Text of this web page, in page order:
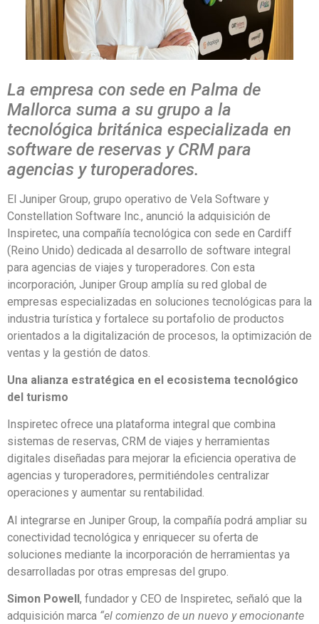
La empresa con sede en Palma de
Mallorca suma a su grupo a la
tecnológica británica especializada en
software de reservas y CRM para
agencias y turoperadores.
El Juniper Group, grupo operativo de Vela Software y
Constellation Software Inc., anunció la adquisición de
Inspiretec, una compañía tecnológica con sede en Cardiff
(Reino Unido) dedicada al desarrollo de software integral
para agencias de viajes y turoperadores. Con esta
incorporación, Juniper Group amplía su red global de
empresas especializadas en soluciones tecnológicas para la
industria turística y fortalece su portafolio de productos
orientados a la digitalización de procesos, la optimización de
ventas y la gestión de datos.
Una alianza estratégica en el ecosistema tecnológico
del turismo
Inspiretec ofrece una plataforma integral que combina
sistemas de reservas, CRM de viajes y herramientas
digitales diseñadas para mejorar la eficiencia operativa de
agencias y turoperadores, permitiéndoles centralizar
operaciones y aumentar su rentabilidad.
Al integrarse en Juniper Group, la compañía podrá ampliar su
conectividad tecnológica y enriquecer su oferta de
soluciones mediante la incorporación de herramientas ya
desarrolladas por otras empresas del grupo.
Simon Powell, fundador y CEO de Inspiretec, señaló que la
adquisición marca “el comienzo de un nuevo y emocionante